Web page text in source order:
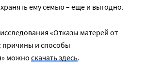
ему семью – еще и выгодно.
«Отказы матерей от
и способы
можно скачать здесь.